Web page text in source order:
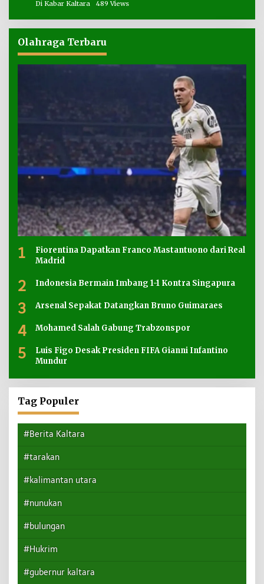
Di Kabar Kaltara 489 Views
Olahraga Terbaru
1
Fiorentina Dapatkan Franco Mastantuono dari Real
Madrid
2 Indonesia Bermain Imbang 1-1 Kontra Singapura
3 Arsenal Sepakat Datangkan Bruno Guimaraes
4 Mohamed Salah Gabung Trabzonspor
5
Luis Figo Desak Presiden FIFA Gianni Infantino
Mundur
Tag Populer
#Berita Kaltara
#tarakan
#kalimantan utara
#nunukan
#bulungan
#Hukrim
#gubernur kaltara